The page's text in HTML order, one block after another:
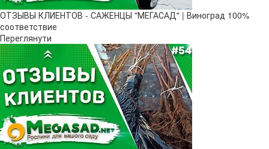
ОТЗЫВЫ КЛИЕНТОВ - САЖЕНЦЫ "МЕГАСАД" | Виноград 100%
соответствие
Переглянути